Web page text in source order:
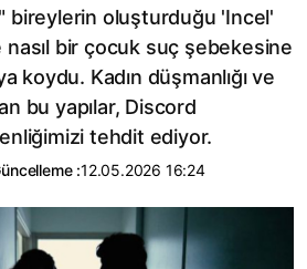
bireylerin oluşturduğu 'Incel'
nasıl bir çocuk suç şebekesine
koydu. Kadın düşmanlığı ve
bu yapılar, Discord
tehdit ediyor.
:12.05.2026 16:24